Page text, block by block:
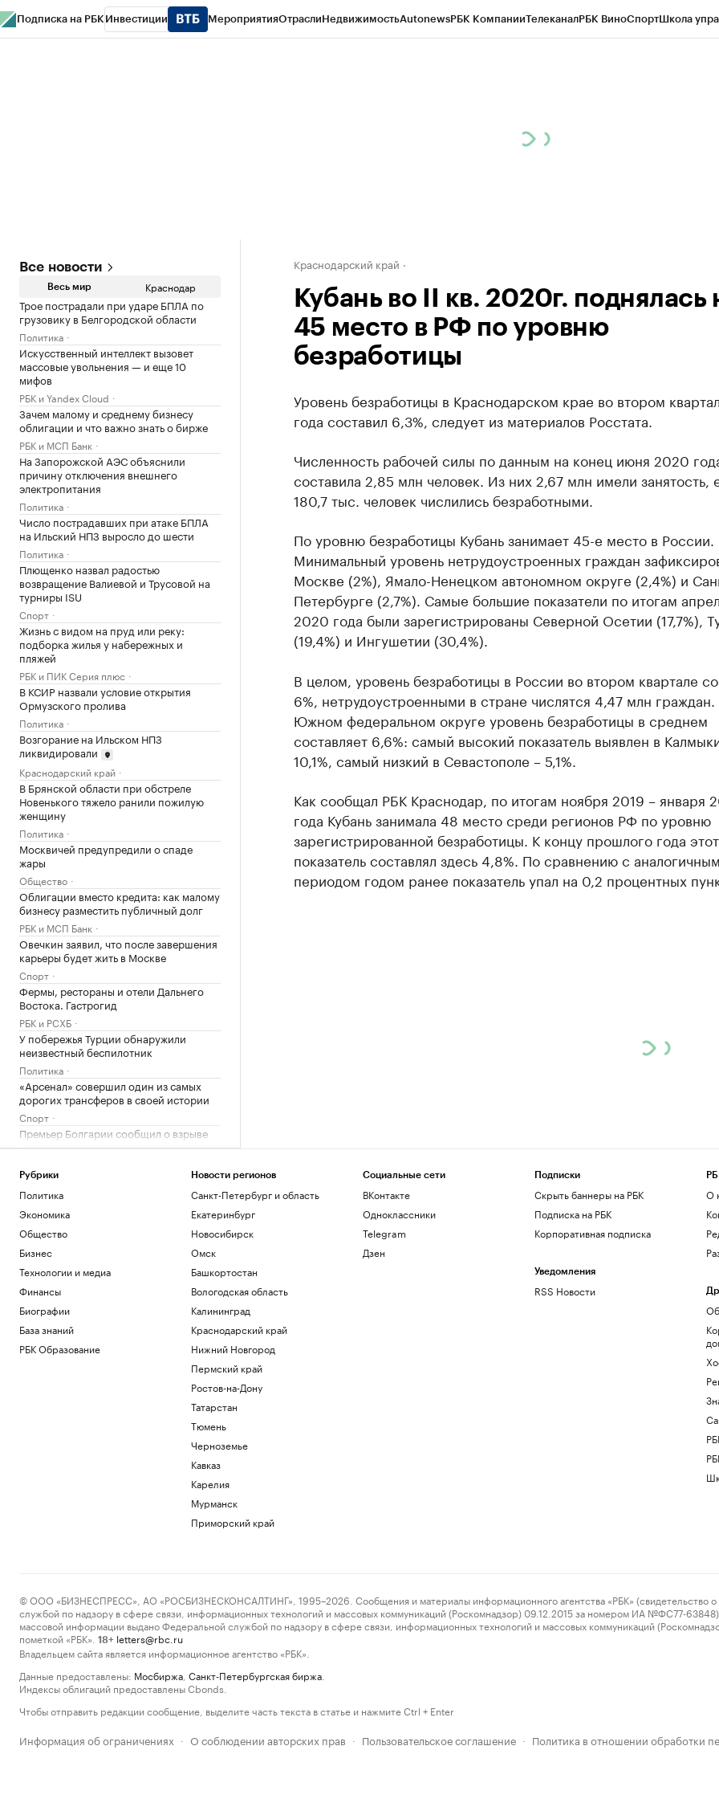
Подписка на РБК Инвестиции МероприятияОтраслиНедвижимостьAutonewsРБК КомпанииТелеканалРБК ВиноСпортШкола
Все новости
Весь мир Краснодар
Трое пострадали при ударе БПЛА по
грузовику в Белгородской области
Политика
Искусственный интеллект вызовет
массовые увольнения — и еще 10
мифов
РБК и Yandex Cloud
Зачем малому и среднему бизнесу
облигации и что важно знать о бирже
РБК и МСП Банк
На Запорожской АЭС объяснили
причину отключения внешнего
электропитания
Политика
Число пострадавших при атаке БПЛА
на Ильский НПЗ выросло до шести
Политика
Плющенко назвал радостью
возвращение Валиевой и Трусовой на
турниры ISU
Спорт
Жизнь с видом на пруд или реку:
подборка жилья у набережных и
пляжей
РБК и ПИК Серия плюс
В КСИР назвали условие открытия
Ормузского пролива
Политика
Возгорание на Ильском НПЗ
ликвидировали
Краснодарский край
В Брянской области при обстреле
Новенького тяжело ранили пожилую
женщину
Политика
Москвичей предупредили о спаде
жары
Общество
Облигации вместо кредита: как малому
бизнесу разместить публичный долг
РБК и МСП Банк
Овечкин заявил, что после завершения
карьеры будет жить в Москве
Спорт
Фермы, рестораны и отели Дальнего
Востока. Гастрогид
РБК и РСХБ
У побережья Турции обнаружили
неизвестный беспилотник
Политика
«Арсенал» совершил один из самых
дорогих трансферов в своей истории
Спорт
Премьер Болгарии сообщил о взрыве
беспилотника рядом с газопроводом
Развожаев сообщил подробности двух
атак ВСУ на Севастополь
Политика
Во Внуково ввели прием и отправку
рейсов по согласованию
Общество
В ЕС предложили передать
замороженные активы России новой
Политика
Загрузить еще
Краснодарский край
Кубань во II кв. 2020г. поднялась
45 место в РФ по уровню
безработицы
Уровень безработицы в Краснодарском крае во втором
года составил 6,3%, следует из материалов Росстата.
Численность рабочей силы по данным на конец июня 2020
составила 2,85 млн человек. Из них 2,67 млн имели занятость,
180,7 тыс. человек числились безработными.
По уровню безработицы Кубань занимает 45-е место в России.
Минимальный уровень нетрудоустроенных граждан
Москве (2%), Ямало-Ненецком автономном округе (2,4%) и
Петербурге (2,7%). Самые большие показатели по итогам
2020 года были зарегистрированы Северной Осетии (17,7%),
(19,4%) и Ингушетии (30,4%).
В целом, уровень безработицы в России во втором квартале
6%, нетрудоустроенными в стране числятся 4,47 млн граждан.
Южном федеральном округе уровень безработицы в среднем
составляет 6,6%: самый высокий показатель выявлен в
10,1%, самый низкий в Севастополе – 5,1%.
Как сообщал РБК Краснодар, по итогам ноября 2019 – января
года Кубань занимала 48 место среди регионов РФ по уровню
зарегистрированной безработицы. К концу прошлого года этот
показатель составлял здесь 4,8%. По сравнению с аналогичным
периодом годом ранее показатель упал на 0,2 процентных
Рубрики
Политика
Экономика
Общество
Бизнес
Технологии и медиа
Финансы
Биографии
База знаний
РБК Образование
Новости регионов
Санкт-Петербург и область
Екатеринбург
Новосибирск
Омск
Башкортостан
Вологодская область
Калининград
Краснодарский край
Нижний Новгород
Пермский край
Ростов-на-Дону
Татарстан
Тюмень
Черноземье
Кавказ
Карелия
Мурманск
Приморский край
Социальные сети
ВКонтакте
Одноклассники
Telegram
Дзен
Подписки
Скрыть баннеры на РБК
Подписка на РБК
Корпоративная подписка
Уведомления
RSS Новости
О
© ООО «БИЗНЕСПРЕСС», АО «РОСБИЗНЕСКОНСАЛТИНГ», 1995–2026. Сообщения и материалы информационного агентства «РБК» (свидетельство о
службой по надзору в сфере связи, информационных технологий и массовых коммуникаций (Роскомнадзор) 09.12.2015 за номером ИА №ФС77-63848)
массовой информации выдано Федеральной службой по надзору в сфере связи, информационных технологий и массовых коммуникаций
пометкой «РБК».
18+ letters@rbc.ru
Владельцем сайта является информационное агентство «РБК».
Данные предоставлены: Мосбиржа Санкт-Петербургская биржа
Индексы облигаций предоставлены Cbonds.
Чтобы отправить редакции сообщение, выделите часть текста в статье и нажмите Ctrl + Enter
Информация об ограничениях · О соблюдении авторских прав · Пользовательское соглашение · Политика в отношении обработки